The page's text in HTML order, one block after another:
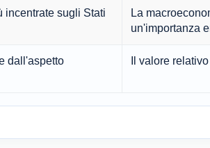
incentrate sugli Stati
La
un'importanza
dall'aspetto
Il valore